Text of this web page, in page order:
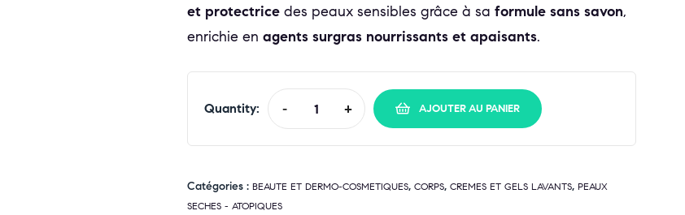
et protectrice des peaux sensibles grâce à sa formule sans savon,
enrichie en agents surgras nourrissants et apaisants.
Quantity: - + AJOUTER AU PANIER
Catégories : BEAUTE ET DERMO-COSMETIQUES, CORPS, CREMES ET GELS LAVANTS, PEAUX
SECHES - ATOPIQUES